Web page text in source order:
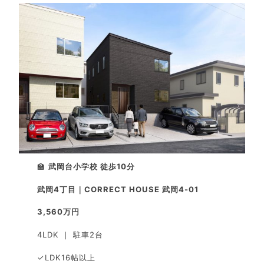
🏫 武岡台小学校 徒歩10分
武岡4丁目｜CORRECT HOUSE 武岡4-01
3,560万円
4LDK ｜ 駐車2台
✓LDK16帖以上